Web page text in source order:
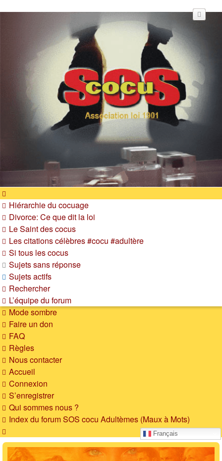
SOS cocu
SOS cocu est une association loi 1901 dont l'objet est le
soutien aux victimes d'adultère. Pouvoir parler, se confier,
recevoir un soutien moral pour traverser une situation
personnelle douloureuse
Hiérarchie du cocuage
Divorce: Ce que dit la loi
Le Saint des cocus
Les citations célèbres #cocu #adultère
Si tous les cocus
Sujets sans réponse
Sujets actifs
Rechercher
L’équipe du forum
Mode sombre
Faire un don
FAQ
Règles
Nous contacter
Accueil
Connexion
S’enregistrer
Qui sommes nous ?
Index du forumSOS cocu Adultèmes (Maux à Mots)
Français